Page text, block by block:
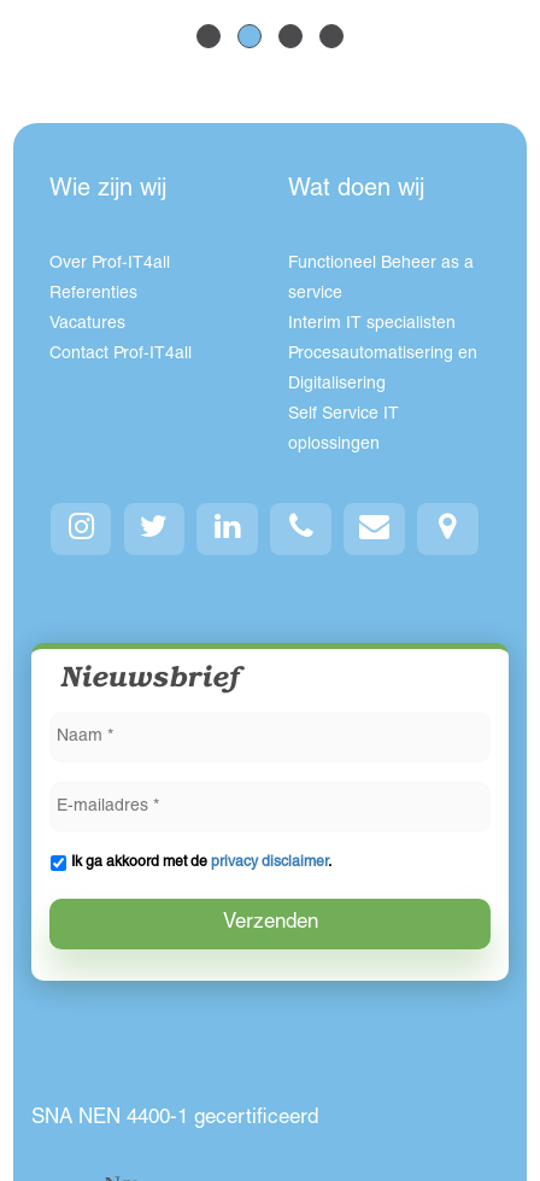
Wie zijn wij
Over Prof-IT4all
Referenties
Vacatures
Contact Prof-IT4all
Wat doen wij
Functioneel Beheer as a
service
Interim IT specialisten
Procesautomatisering en
Digitalisering
Self Service IT
oplossingen
Nieuwsbrief
Ik ga akkoord met deprivacy disclaimer.
SNA NEN 4400-1 gecertificeerd